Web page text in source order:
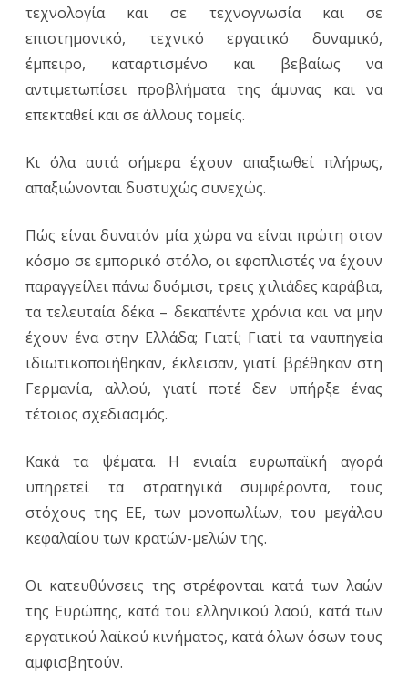
τεχνολογία και σε τεχνογνωσία και σε
επιστημονικό, τεχνικό εργατικό δυναμικό,
έμπειρο, καταρτισμένο και βεβαίως να
αντιμετωπίσει προβλήματα της άμυνας και να
επεκταθεί και σε άλλους τομείς.
Κι όλα αυτά σήμερα έχουν απαξιωθεί πλήρως,
απαξιώνονται δυστυχώς συνεχώς.
Πώς είναι δυνατόν μία χώρα να είναι πρώτη στον
κόσμο σε εμπορικό στόλο, οι εφοπλιστές να έχουν
παραγγείλει πάνω δυόμισι, τρεις χιλιάδες καράβια,
τα τελευταία δέκα – δεκαπέντε χρόνια και να μην
έχουν ένα στην Ελλάδα; Γιατί; Γιατί τα ναυπηγεία
ιδιωτικοποιήθηκαν, έκλεισαν, γιατί βρέθηκαν στη
Γερμανία, αλλού, γιατί ποτέ δεν υπήρξε ένας
τέτοιος σχεδιασμός.
Κακά τα ψέματα. Η ενιαία ευρωπαϊκή αγορά
υπηρετεί τα στρατηγικά συμφέροντα, τους
στόχους της ΕΕ, των μονοπωλίων, του μεγάλου
κεφαλαίου των κρατών-μελών της.
Οι κατευθύνσεις της στρέφονται κατά των λαών
της Ευρώπης, κατά του ελληνικού λαού, κατά των
εργατικού λαϊκού κινήματος, κατά όλων όσων τους
αμφισβητούν.